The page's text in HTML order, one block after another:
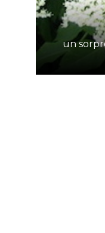
un